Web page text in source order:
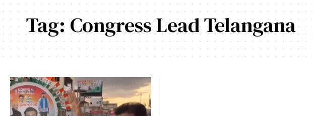
Tag: Congress Lead Telangana